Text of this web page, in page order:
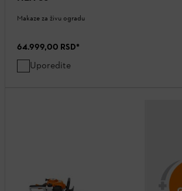
Makaze za živu ogradu
64.999,00 RSD*
Uporedite